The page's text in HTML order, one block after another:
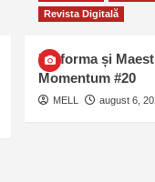
Revista Digitală
Uniforma și
Momentum #20
MELL august 6,